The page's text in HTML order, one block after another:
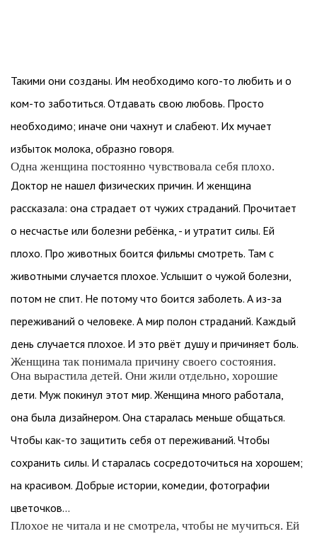
Такими они созданы. Им необходимо кого-то любить и о
ком-то заботиться. Отдавать свою любовь. Просто
необходимо; иначе они чахнут и слабеют. Их мучает
избыток молока, образно говоря.
Одна женщина постоянно чувствовала себя плохо.
Доктор не нашел физических причин. И женщина
рассказала: она страдает от чужих страданий. Прочитает
о несчастье или болезни ребёнка, - и утратит силы. Ей
плохо. Про животных боится фильмы смотреть. Там с
животными случается плохое. Услышит о чужой болезни,
потом не спит. Не потому что боится заболеть. А из-за
переживаний о человеке. А мир полон страданий. Каждый
день случается плохое. И это рвёт душу и причиняет боль.
Женщина так понимала причину своего состояния.
Она вырастила детей. Они жили отдельно, хорошие
дети. Муж покинул этот мир. Женщина много работала,
она была дизайнером. Она старалась меньше общаться.
Чтобы как-то защитить себя от переживаний. Чтобы
сохранить силы. И старалась сосредоточиться на хорошем;
на красивом. Добрые истории, комедии, фотографии
цветочков…
Плохое не читала и не смотрела, чтобы не мучиться. Ей